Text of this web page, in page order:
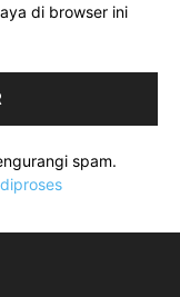
di browser ini
spam.